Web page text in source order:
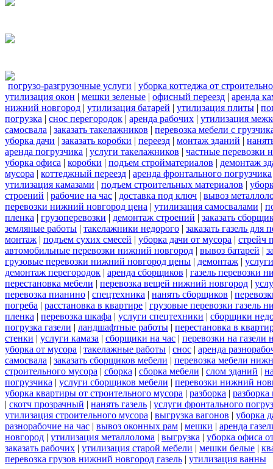
погрузо-разгрузочные услуги | уборка коттеджа от
утилизация окон | мешки зеленые | офисный переезд | аренда
нижний новгород | утилизация батарей | утилизация плиты |
погрузка | снос перегородок | аренда рабочих | утилизация
самосвала | заказать такелажников | перевозка мебели с
уборка дачи | заказать коробки | переезд | монтаж зданий |
аренда погрузчика | услуги такелажников | частные перевозки
уборка офиса | коробки | подъем стройматериалов | демонтаж
мусора | коттеджный переезд | аренда фронтального погрузчика
утилизация камазами | подъем строительных материалов |
строений | рабочие на час | доставка под ключ | вывоз
перевозки нижний новгород цена | утилизация самосвалами |
пленка | грузоперевозки | демонтаж строений | заказать
земляные работы | такелажники недорого | заказать газель
монтаж | подъем сухих смесей | уборка дачи от мусора | стрейч
автомобильные перевозки нижний новгород | вывоз батарей |
грузовые перевозки нижний новгород цены | демонтаж |
демонтаж перегородок | аренда сборщиков | газель перевозки
перестановка мебели | перевозка вещей нижний новгород |
перевозка пианино | спецтехника | нанять сборщиков |
погреба | расстановка в квартире | грузовые перевозки газель
пленка | перевозка шкафа | услуги спецтехники | сборщики
погрузка газели | ландшафтные работы | перестановка в
стенки | услуги камаза | сборщики на час | перевозки на
уборка от мусора | такелажные работы | снос | аренда
самосвала | заказать сборщиков мебели | перевозка мебели
строительного мусора | сборка | сборка мебели | слом зданий |
погрузчика | услуги сборщиков мебели | перевозки нижний
уборка квартиры от строительного мусора | разборка |
| скотч прозрачный | нанять газель | услуги фронтального
утилизация строительного мусора | выгрузка вагонов | уборка
разнорабочие на час | вывоз оконных рам | мешки | аренда
новгород | утилизация металлолома | выгрузка | уборка офиса
заказать рабочих | утилизация старой мебели | мешки белые |
перевозка грузов нижний новгород газель | утилизация ванны